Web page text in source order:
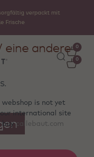
verpackt mit
Frische
0
0
eine andere
.
is not yet
international site
buycallebaut.com